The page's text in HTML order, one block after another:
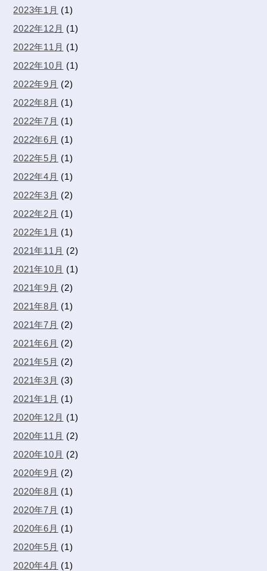
2023年1月 (1)
2022年12月 (1)
2022年11月 (1)
2022年10月 (1)
2022年9月 (2)
2022年8月 (1)
2022年7月 (1)
2022年6月 (1)
2022年5月 (1)
2022年4月 (1)
2022年3月 (2)
2022年2月 (1)
2022年1月 (1)
2021年11月 (2)
2021年10月 (1)
2021年9月 (2)
2021年8月 (1)
2021年7月 (2)
2021年6月 (2)
2021年5月 (2)
2021年3月 (3)
2021年1月 (1)
2020年12月 (1)
2020年11月 (2)
2020年10月 (2)
2020年9月 (2)
2020年8月 (1)
2020年7月 (1)
2020年6月 (1)
2020年5月 (1)
2020年4月 (1)